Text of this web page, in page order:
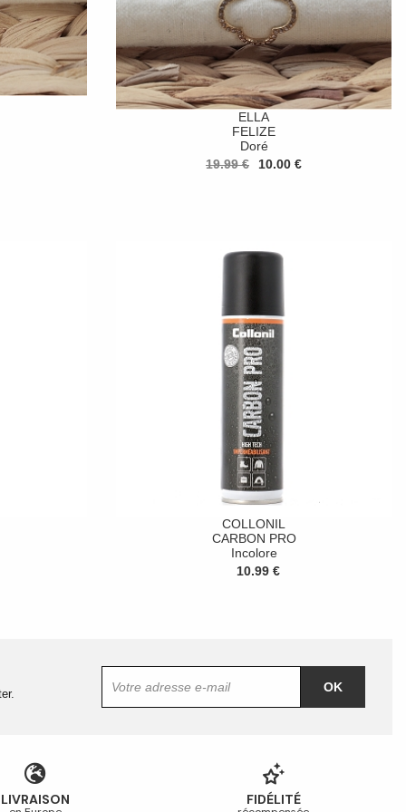
ELLA
FELIZE
Doré
19.99 €
10.00 €
COLLONIL
CARBON PRO
Incolore
10.99 €
OK
LIVRAISON FIDÉLITÉ